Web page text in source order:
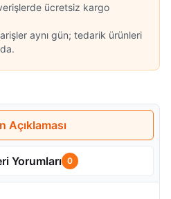
ücretsiz kargo
aynı gün; tedarik ürünleri
Açıklaması
Yorumları 0